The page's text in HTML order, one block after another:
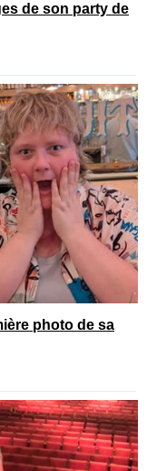
de son party de
photo de sa